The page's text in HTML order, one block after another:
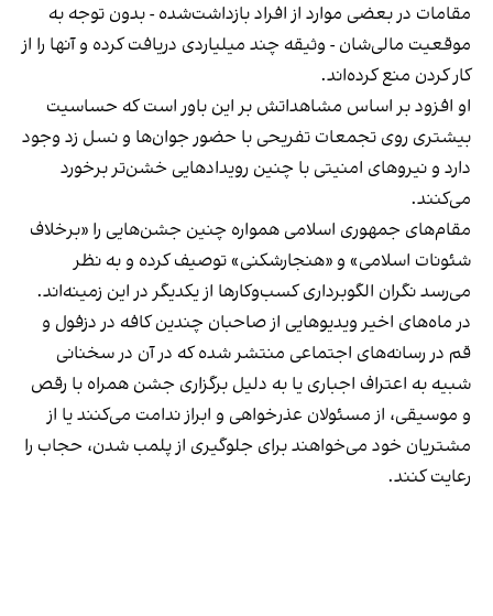
مقامات در بعضی موارد از افراد بازداشت‌‌شده - بدون توجه به
موقعیت مالی‌شان - وثیقه چند میلیاردی دریافت کرده و آنها را از
کار کردن منع کرده‌اند.
او افزود بر اساس مشاهداتش بر این باور است که حساسیت
بیشتری روی تجمعات تفریحی با حضور جوان‌ها و نسل زد وجود
دارد و نیروهای امنیتی با چنین رویدادهایی خشن‌تر برخورد
می‌کنند.
مقام‌های جمهوری اسلامی همواره چنین جشن‌هایی را «برخلاف
شئونات اسلامی» و «هنجارشکنی» توصیف کرده و به نظر
می‌رسد نگران الگوبرداری کسب‌وکارها از یکدیگر در این زمینه‌اند.
در ماه‌های اخیر ویدیوهایی از صاحبان چندین کافه در دزفول و
قم در رسانه‌های اجتماعی منتشر شده که در آن در سخنانی
شبیه به اعتراف اجباری یا به دلیل برگزاری جشن همراه با رقص
و موسیقی، از مسئولان عذرخواهی و ابراز ندامت می‌کنند یا از
مشتریان خود می‌خواهند برای جلوگیری از پلمب شدن، حجاب را
رعایت کنند.